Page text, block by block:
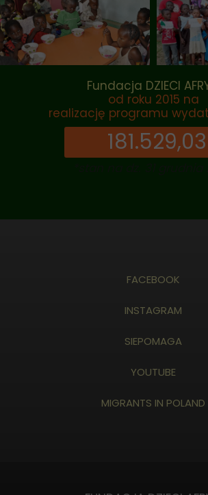
181.529,03
Fundacja DZIECI
od roku 2015 na
realizację programu
FACEBOOK
INSTAGRAM
SIEPOMAGA
YOUTUBE
MIGRANTS IN POLAND